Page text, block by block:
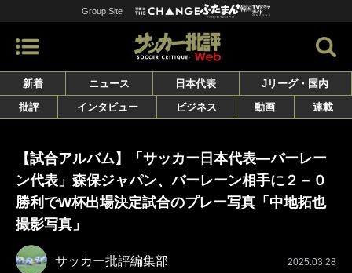
Group Site
新着 ニュース 日本代表
Jリーグ・国内
批評
インタビュー ビジネス 動画 連載
【試合アルバム】「サッカー日本代表―バーレー
ン代表」森保ジャパン、バーレーン相手に２－０
勝利でW杯出場決定試合のプレー写真「中地拓也
撮影写真」
サッカー批評編集部 2025.03.28